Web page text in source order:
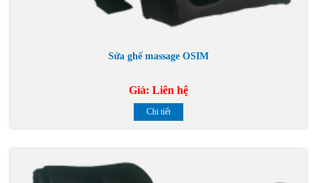
Sửa ghế massage OSIM
Giá: Liên hệ
Chi tiết